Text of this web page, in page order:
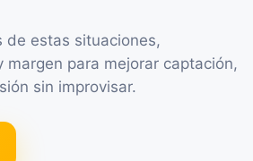
de estas situaciones,
margen para mejorar captación,
sin improvisar.